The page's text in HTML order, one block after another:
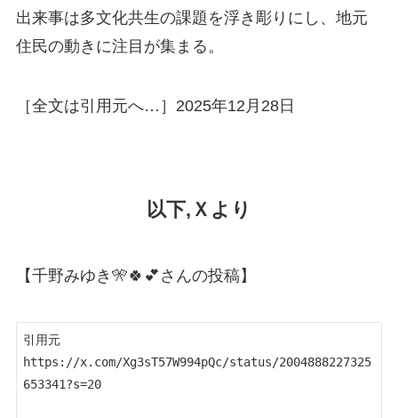
出来事は多文化共生の課題を浮き彫りにし、地元
住民の動きに注目が集まる。
［全文は引用元へ…］2025年12月28日
以下,Ｘより
【千野みゆき🎌🍀💕さんの投稿】
引用元
https://x.com/Xg3sT57W994pQc/status/2004888227325
653341?s=20